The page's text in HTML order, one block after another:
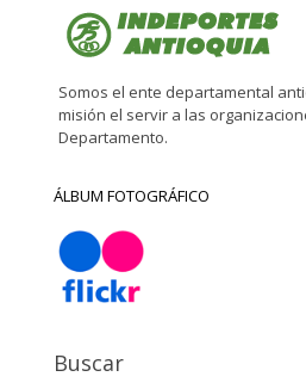
Somos el ente departamental
misión el servir a las
Departamento.
ÁLBUM FOTOGRÁFICO
Buscar